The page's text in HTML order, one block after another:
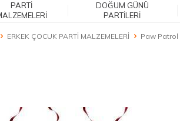
PARTI
DOĞUM GÜNÜ
PARTILERI
ERKEK ÇOCUK PARTİ MALZEMELERİ Paw Patrol